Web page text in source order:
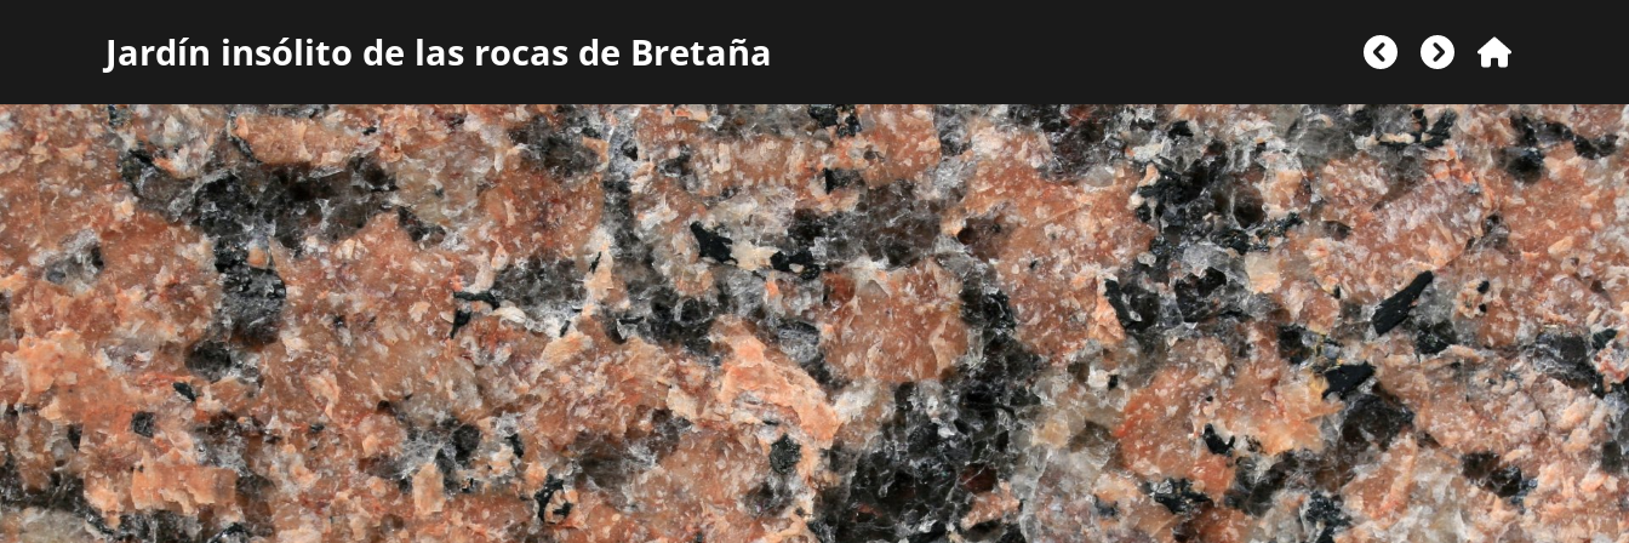
Jardín insólito de las rocas de Bretaña